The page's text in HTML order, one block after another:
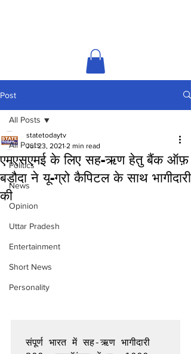
Post
All Posts
Politics
News
Opinion
Uttar Pradesh
Entertainment
Short News
Personality
All Posts
एमएसएमई के लिए सह-ऋण हेतु बैंक ऑफ़
बड़ौदा ने यू-ग्रो कैपिटल के साथ भागीदारी
की
statetodaytv
Jul 23, 2021 2 min read
संपूर्ण भारत में सह-ऋण भागीदारी